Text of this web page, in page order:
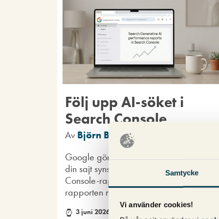
Samtycke
Vi använder cookies!
Följ upp AI-söket i
Search Console
Av Björn Bydén
Google gör det lite lättare att förstå hur
din sajt syns i AI-söket med en ny Search
Console-rapport. Tyvärr kommer den nya
rapporten med två stora brister.
3 juni 2026